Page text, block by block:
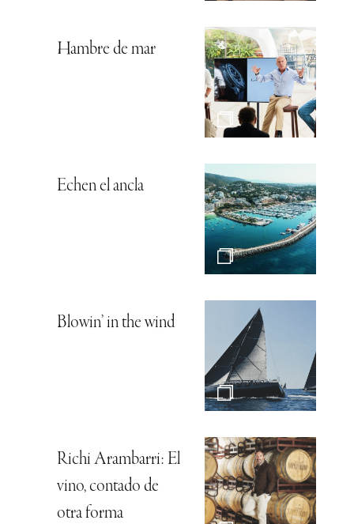
Hambre de mar
Echen el ancla
Blowin’ in the wind
Richi Arambarri: El
vino, contado de
otra forma